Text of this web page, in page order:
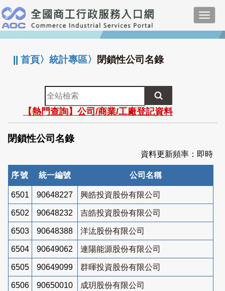
跳
到
主
要
:::
||首頁〉統計專區〉 閉鎖性公司名錄
全
站
檢
索
【熱門查詢】公司/商業/工廠登記資料
閉鎖性公司名錄
資料更新頻率：即時
序號 統一編號 公司名稱
6501 90648227 興皓投資股份有限公司
6502 90648232 吉皓投資股份有限公司
6503 90648388 洋汯股份有限公司
6504 90649062 連陽能源股份有限公司
6505 90649099 群暉投資股份有限公司
6506 90650010 成玥股份有限公司